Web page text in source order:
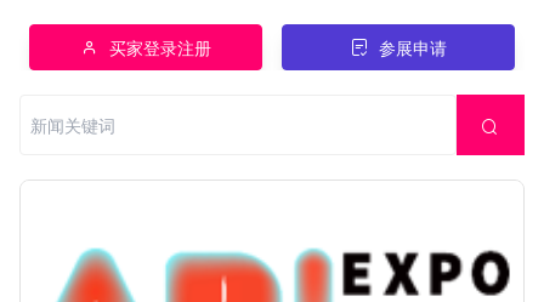
买家登录注册 参展申请